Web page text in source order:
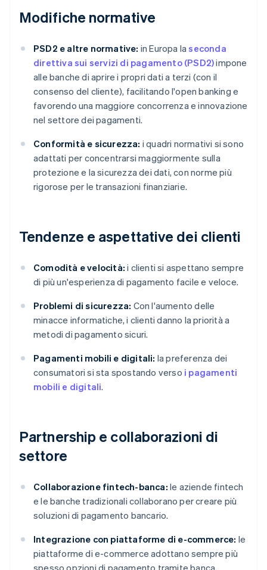
Modifiche normative
PSD2 e altre normative: in Europa laseconda
direttiva sui servizi di pagamento (PSD2)impone
alle banche di aprire i propri dati a terzi (con il
consenso del cliente), facilitando l'open banking e
favorendo una maggiore concorrenza e innovazione
nel settore dei pagamenti.
Conformità e sicurezza: i quadri normativi si sono
adattati per concentrarsi maggiormente sulla
protezione e la sicurezza dei dati, con norme più
rigorose per le transazioni finanziarie.
Tendenze e aspettative dei clienti
Comodità e velocità: i clienti si aspettano sempre
di più un'esperienza di pagamento facile e veloce.
Problemi di sicurezza: Con l'aumento delle
minacce informatiche, i clienti danno la priorità a
metodi di pagamento sicuri.
Pagamenti mobili e digitali: la preferenza dei
consumatori si sta spostando verso i pagamenti
mobili e digitali.
Partnership e collaborazioni di
settore
Collaborazione fintech-banca: le aziende fintech
e le banche tradizionali collaborano per creare più
soluzioni di pagamento bancario.
Integrazione con piattaforme di e-commerce: le
piattaforme di e-commerce adottano sempre più